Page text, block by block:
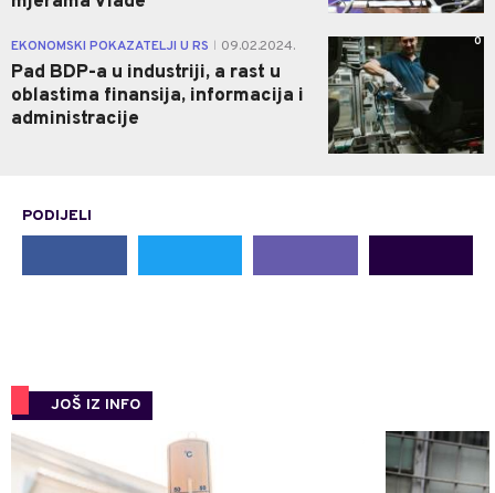
EKONOMSKI POKAZATELJI U RS 09.02.2024.
Pad BDP-a u industriji, a rast u
oblastima finansija, informacija i
administracije
0
PODIJELI
JOŠ IZ INFO